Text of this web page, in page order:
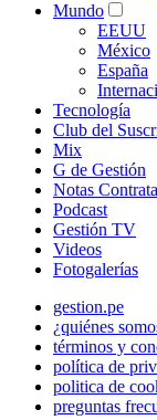
Mundo
EEUU
México
España
Tecnología
Club del
Mix
G de Gestión
Notas
Podcast
Gestión TV
Videos
Fotogalerías
gestion.pe
¿quiénes
términos y
política de
politica de
preguntas